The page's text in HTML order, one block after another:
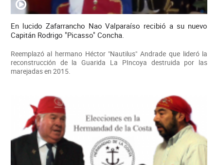
En lucido Zafarrancho Nao Valparaíso recibió a su nuevo
Capitán Rodrigo "Picasso" Concha.
Reemplazó al hermano Héctor "Nautilus" Andrade que lideró la
reconstrucción de la Guarida La PIncoya destruida por las
marejadas en 2015.